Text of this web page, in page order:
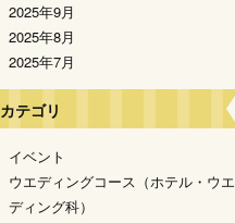
2025年9月
2025年8月
2025年7月
カテゴリ
イベント
ウエディングコース（ホテル・ウエ
ディング科）